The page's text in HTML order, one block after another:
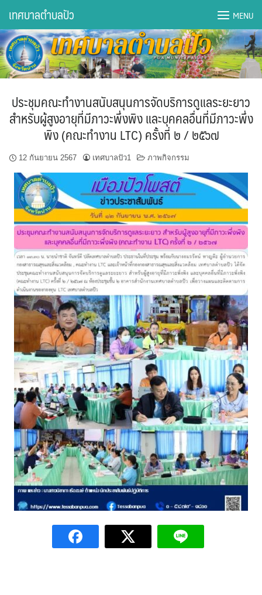
content
DWQA Ask Question
DWQA Questions
กองการศึกษา
กองคลัง
กองช่าง
กองยุทธศาสตร์และงบประมาณ
กองสาธารณสุขฯ
การเปิดเผยข้อมูลข่าวสารปี 2566 integrity transparency
assessment ITA2023
ข้อกำหนดการใช้งาน
ข้อมูลประชากร
ข้อมูลพื้นฐานของศูนย์บริการนักท่องเที่ยว เทศบาลตำบลปัว
ขั้นตอนการขอรับบริการ
งบแสดงฐานะการคลัง
งบแสดงฐานะการเงิน เทศบาลตำบลปัว ประจำปีงบประมาณ 2561
ติดต่อหน่วยงาน
ที่พัก
Amante Baristro Hotel & Cafe’ @Pua
เทศบาลตำบลปัว MENU
ประชุมคณะทำงานสนับสนุนการจัดบริการดูแลระยะยาว
สำหรับผู้สูงอายุที่มีภาวะพึ่งพิง และบุคคลอื่นที่มีภาวะพึ่ง
พิง (คณะทำงาน LTC) ครั้งที่ ๒ / ๒๕๖๗
12 กันยายน 2567 เทศบาลปัว1 ภาพกิจกรรม